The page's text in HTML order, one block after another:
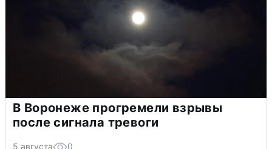
В Воронеже прогремели взрывы
после сигнала тревоги
5 августа 0